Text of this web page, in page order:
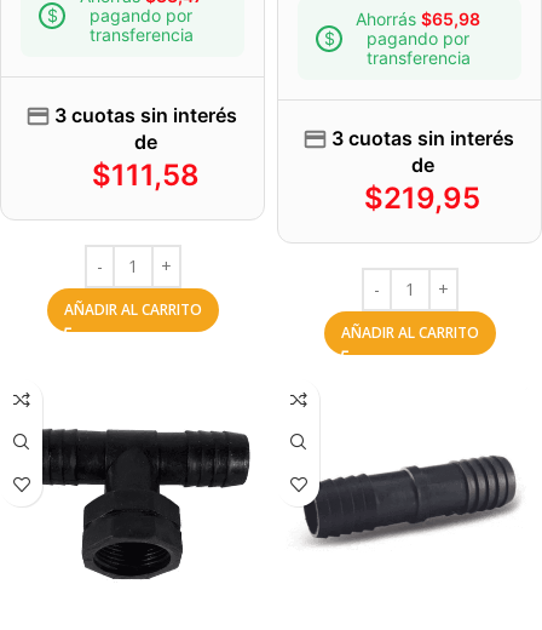
pagando por
transferencia
3 cuotas sin interés
de
$111,58
AÑADIR AL CARRITO
Ahorrás $65,98
pagando por
transferencia
3 cuotas sin interés
de
$219,95
AÑADIR AL CARRITO